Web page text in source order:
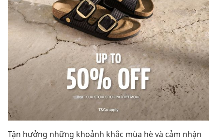
Tận hưởng những khoảnh khắc mùa hè và cảm nhận